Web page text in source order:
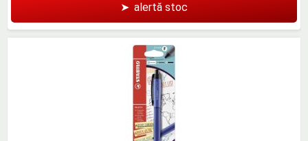
➤ alertă stoc